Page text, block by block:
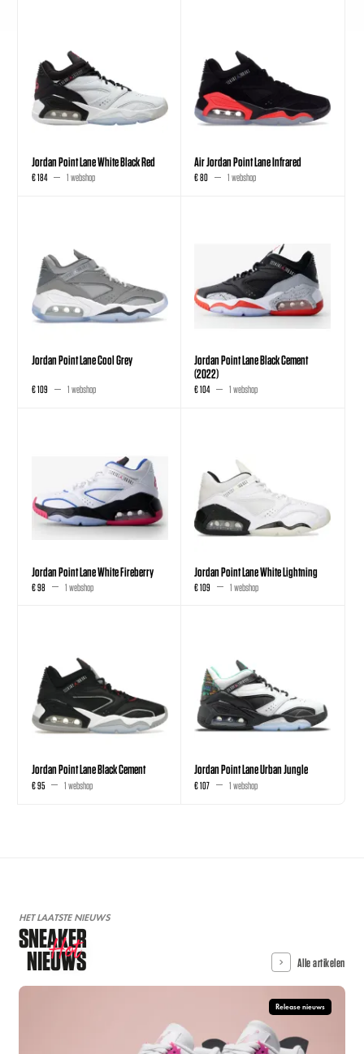
Jordan Point Lane White Black Red
€ 184 1 webshop
Air Jordan Point Lane Infrared
€ 80 1 webshop
Jordan Point Lane Cool Grey
€ 109 1 webshop
Jordan Point Lane Black Cement
(2022)
€ 104 1 webshop
Jordan Point Lane White Fireberry
€ 98 1 webshop
Jordan Point Lane White Lightning
€ 109 1 webshop
Jordan Point Lane Black Cement
€ 95 1 webshop
Jordan Point Lane Urban Jungle
€ 107 1 webshop
HET LAATSTE NIEUWS
SNEAKER
NIEUWS
Hot Alle artikelen
Release nieuws